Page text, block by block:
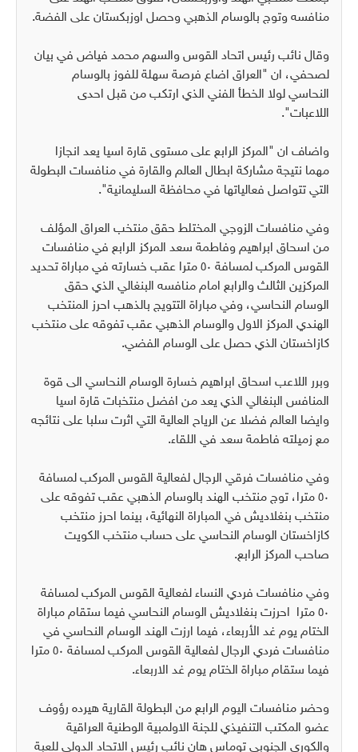
منافسه وتوج بالوسام الذهبي وحصل اوزبكستان على الفضة.
وقال نائب رئيس اتحاد القوس والسهم محمد فياض في بيان
لصحفي، ان "العراق اضاع فرصة سهلة للفوز بالوسام
النحاسي لولا الخطأ الفني الذي ارتكب من قبل احدى
اللاعبات".
واضاف ان "المركز الرابع على مستوى قارة اسيا يعد انجازا
مهما نتيجة مشاركة ابطال العالم والقارة في منافسات البطولة
التي تتواصل فعالياتها في محافظة السليمانية".
وفي منافسات الزوجي المختلط حقق منتخب العراق المؤلف
من اسحاق ابراهيم وفاطمة سعد المركز الرابع في منافسات
القوس المركب لمسافة ٥٠ مترا عقب خسارته في مباراة تحديد
المركزين الثالث والرابع امام منافسه البنغالي الذي حقق
الوسام النحاسي، وفي مباراة التتويج بالذهب احرز المنتخب
الهندي المركز الاول والوسام الذهبي عقب تفوقه على منتخب
كازاخستان الذي حصل على الوسام الفضي.
وبرر اللاعب اسحاق ابراهيم خسارة الوسام النحاسي الى قوة
المنافس البنغالي الذي يعد من افضل منتخبات قارة اسيا
وايضا العالم فضلا عن الرياح العالية التي اثرت سلبا على نتائجه
مع زميلته فاطمة سعد في اللقاء.
وفي منافسات فرقي الرجال لفعالية القوس المركب لمسافة
٥٠ مترا، توج منتخب الهند بالوسام الذهبي عقب تفوقه على
منتخب بنغلاديش في المباراة النهائية، بينما احرز منتخب
كازاخستان الوسام النحاسي على حساب منتخب الكويت
صاحب المركز الرابع.
وفي منافسات فردي النساء لفعالية القوس المركب لمسافة
٥٠ مترا احرزت بنغلاديش الوسام النحاسي فيما ستقام مباراة
الختام يوم غد الأربعاء، فيما ارزت الهند الوسام النحاسي في
منافسات فردي الرجال لفعالية القوس المركب لمسافة ٥٠ مترا
فيما ستقام مباراة الختام يوم غد الاربعاء.
وحضر منافسات اليوم الرابع من البطولة القارية هيرده رؤوف
عضو المكتب التنفيذي للجنة الاولمبية الوطنية العراقية
والكوري الجنوبي توماس هان نائب رئيس الاتحاد الدولي للعبة